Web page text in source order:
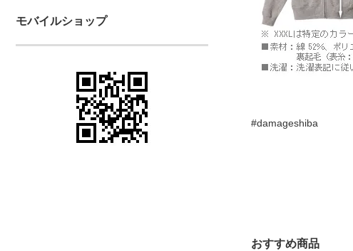
モバイルショップ
#damageshiba
おすすめ商品